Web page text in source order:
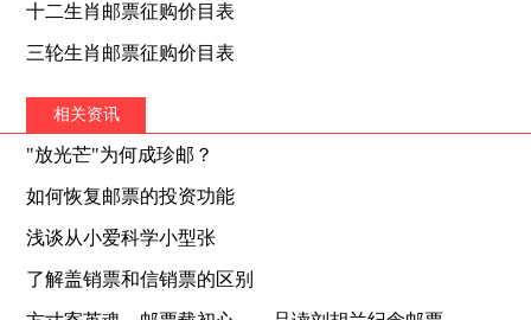
十二生肖邮票征购价目表
三轮生肖邮票征购价目表
相关资讯
"放光芒"为何成珍邮？
如何恢复邮票的投资功能
浅谈从小爱科学小型张
了解盖销票和信销票的区别